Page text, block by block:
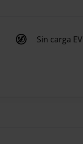
Sin carga EV